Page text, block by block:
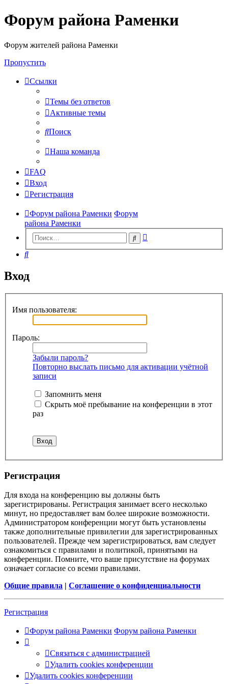
Форум района Раменки
Форум жителей района Раменки
Пропустить
Ссылки
Темы без ответов
Активные темы
Поиск
Наша команда
FAQ
Вход
Регистрация
Форум района Раменки Форум
района Раменки
Поиск
Поиск
Вход
Имя пользователя:
Пароль:
Забыли пароль?
Повторно выслать письмо для активации учётной
записи
Запомнить меня
Скрыть моё пребывание на конференции в этот
раз
Регистрация
Для входа на конференцию вы должны быть
зарегистрированы. Регистрация занимает всего несколько
минут, но предоставляет вам более широкие возможности.
Администратором конференции могут быть установлены
также дополнительные привилегии для зарегистрированных
пользователей. Прежде чем зарегистрироваться, вам следует
ознакомиться с правилами и политикой, принятыми на
конференции. Помните, что ваше присутствие на форумах
означает согласие со всеми правилами.
Общие правила | Соглашение о конфиденциальности
Регистрация
Форум района Раменки Форум района Раменки
Связаться с администрацией
Удалить cookies конференции
Удалить cookies конференции